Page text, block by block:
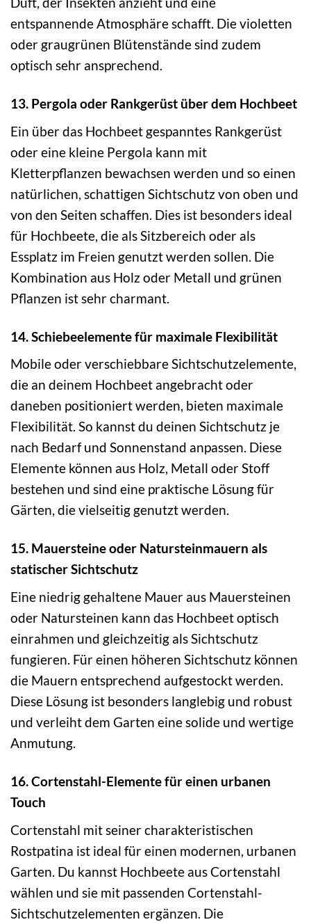
entspannende Atmosphäre schafft. Die violetten
oder graugrünen Blütenstände sind zudem
optisch sehr ansprechend.
13. Pergola oder Rankgerüst über dem Hochbeet
Ein über das Hochbeet gespanntes Rankgerüst
oder eine kleine Pergola kann mit
Kletterpflanzen bewachsen werden und so einen
natürlichen, schattigen Sichtschutz von oben und
von den Seiten schaffen. Dies ist besonders ideal
für Hochbeete, die als Sitzbereich oder als
Essplatz im Freien genutzt werden sollen. Die
Kombination aus Holz oder Metall und grünen
Pflanzen ist sehr charmant.
14. Schiebeelemente für maximale Flexibilität
Mobile oder verschiebbare Sichtschutzelemente,
die an deinem Hochbeet angebracht oder
daneben positioniert werden, bieten maximale
Flexibilität. So kannst du deinen Sichtschutz je
nach Bedarf und Sonnenstand anpassen. Diese
Elemente können aus Holz, Metall oder Stoff
bestehen und sind eine praktische Lösung für
Gärten, die vielseitig genutzt werden.
15. Mauersteine oder Natursteinmauern als
statischer Sichtschutz
Eine niedrig gehaltene Mauer aus Mauersteinen
oder Natursteinen kann das Hochbeet optisch
einrahmen und gleichzeitig als Sichtschutz
fungieren. Für einen höheren Sichtschutz können
die Mauern entsprechend aufgestockt werden.
Diese Lösung ist besonders langlebig und robust
und verleiht dem Garten eine solide und wertige
Anmutung.
16. Cortenstahl-Elemente für einen urbanen
Touch
Cortenstahl mit seiner charakteristischen
Rostpatina ist ideal für einen modernen, urbanen
Garten. Du kannst Hochbeete aus Cortenstahl
wählen und sie mit passenden Cortenstahl-
Sichtschutzelementen ergänzen. Die